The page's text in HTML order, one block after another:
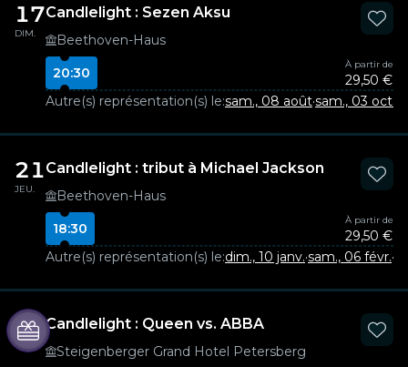
17
DIM.
Candlelight : Sezen Aksu
Beethoven-Haus
20:30
À partir de
29,50 €
Autre(s) représentation(s) le:sam., 08 août·sam., 03 oct.
21
JEU.
Candlelight : tribut à Michael Jackson
Beethoven-Haus
18:30
À partir de
29,50 €
Autre(s) représentation(s) le:dim., 10 janv.·sam., 06 févr.·
22
VEN.
Candlelight : Queen vs. ABBA
Steigenberger Grand Hotel Petersberg